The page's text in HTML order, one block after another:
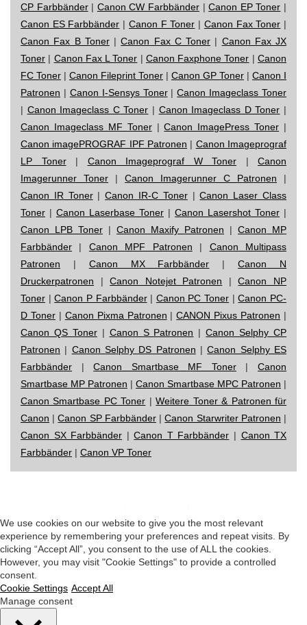
CP Farbbänder| Canon CW Farbbänder |Canon EP Toner |
Canon ES Farbbänder | Canon F Toner | Canon Fax Toner |
Canon Fax B Toner|Canon Fax C Toner | Canon Fax JX
Toner | Canon Fax L Toner | Canon Faxphone Toner |Canon
FC Toner | Canon Fileprint Toner | Canon GP Toner | Canon I
Patronen | Canon I-Sensys Toner|Canon Imageclass Toner
| Canon Imageclass C Toner | Canon Imageclass D Toner |
Canon Imageclass MF Toner|Canon ImagePress Toner |
Canon imagePROGRAF IPF Patronen | Canon Imageprograf
LP Toner| Canon Imageprograf W Toner | Canon
Imagerunner Toner | Canon Imagerunner C Patronen |
Canon IR Toner|Canon IR-C Toner|Canon Laser Class
Toner | Canon Laserbase Toner | Canon Lasershot Toner |
Canon LPB Toner | Canon Maxify Patronen | Canon MP
Farbbänder | Canon MPF Patronen | Canon Multipass
Patronen | Canon MX Farbbänder |Canon N
Druckerpatronen |Canon Notejet Patronen |Canon NP
Toner |Canon P Farbbänder| Canon PC Toner |Canon PC-
D Toner| Canon Pixma Patronen |CANON Pixus Patronen |
Canon QS Toner| Canon S Patronen |Canon Selphy CP
Patronen | Canon Selphy DS Patronen |Canon Selphy ES
Farbbänder |Canon Smartbase MF Toner|Canon
Smartbase MP Patronen | Canon Smartbase MPC Patronen |
Canon Smartbase PC Toner |Weitere Toner & Patronen für
Canon |Canon SP Farbbänder|Canon Starwriter Patronen |
Canon SX Farbbänder |Canon T Farbbänder | Canon TX
Farbbänder | Canon VP Toner
We use cookies on our website to give you the most relevant
experience by remembering your preferences and repeat visits. By
clicking “Accept All”, you consent to the use of ALL the cookies.
However, you may visit "Cookie Settings" to provide a controlled
consent.
Cookie Settings Accept All
Manage consent